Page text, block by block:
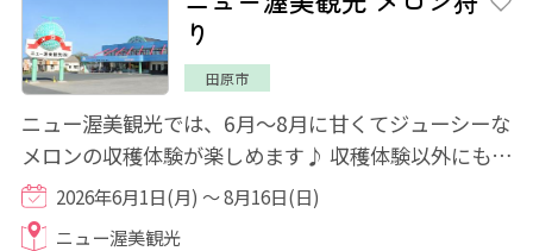
り
田原市
ニュー渥美観光では、6月～8月に甘くてジューシーな
メロンの収穫体験が楽しめます♪ 収穫体験以外にも、
冷暖房完備の快適な屋内で食べ放題を楽しめ...
2026年6月1日(月) ～ 8月16日(日)
ニュー渥美観光